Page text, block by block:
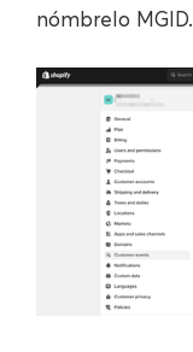
nómbrelo MGID.